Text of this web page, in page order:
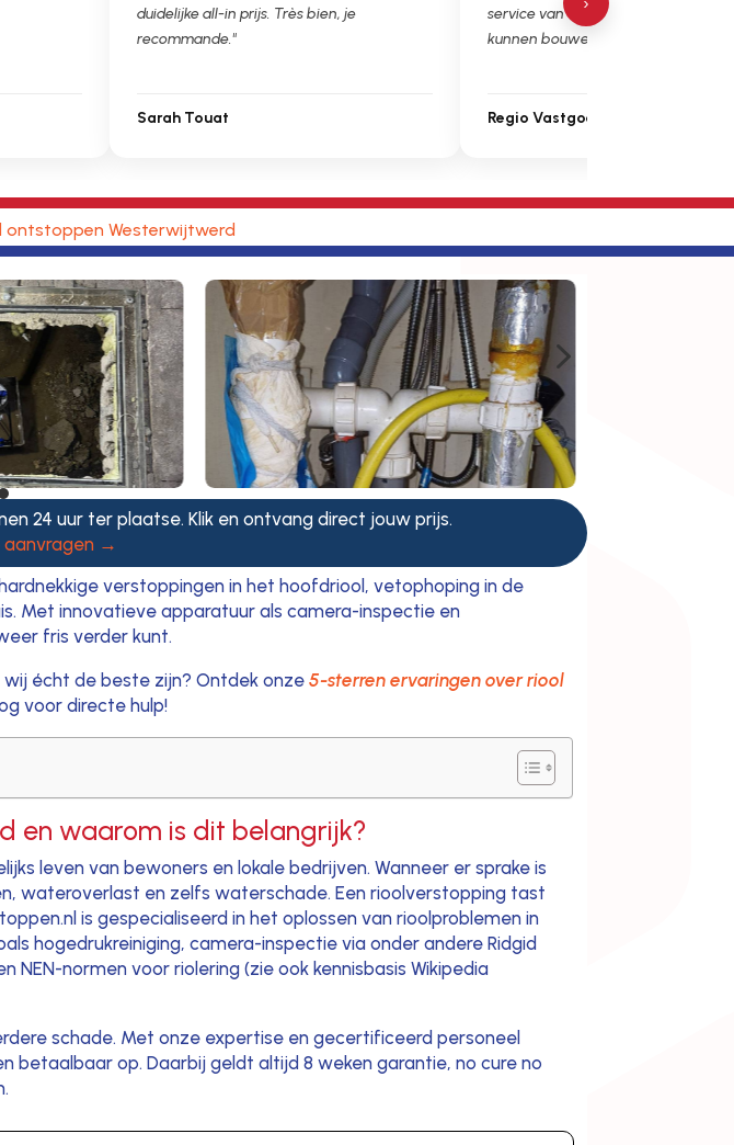
duidelijke all-in prijs. Très bien, je
recommande."
Sarah Touat
service van Ontstoppen.nl en loodgieter.nl
kunnen bouwen. Ga zo door!"
Regio Vastgoedbeheer
ontstoppen Westerwijtwerd
5
24 uur ter plaatse. Klik en ontvang direct jouw prijs.
→
verstoppingen in het hoofdriool, vetophoping in de
Met innovatieve apparatuur als camera-inspectie en
fris verder kunt.
écht de beste zijn? Ontdek onze5-sterren ervaringen over riool
voor directe hulp!
en waarom is dit belangrijk?
leven van bewoners en lokale bedrijven. Wanneer er sprake is
wateroverlast en zelfs waterschade. Een rioolverstopping tast
is gespecialiseerd in het oplossen van rioolproblemen in
hogedrukreiniging, camera-inspectie via onder andere Ridgid
normen voor riolering (zie ook kennisbasis Wikipedia
schade. Met onze expertise en gecertificeerd personeel
betaalbaar op. Daarbij geldt altijd 8 weken garantie, no cure no